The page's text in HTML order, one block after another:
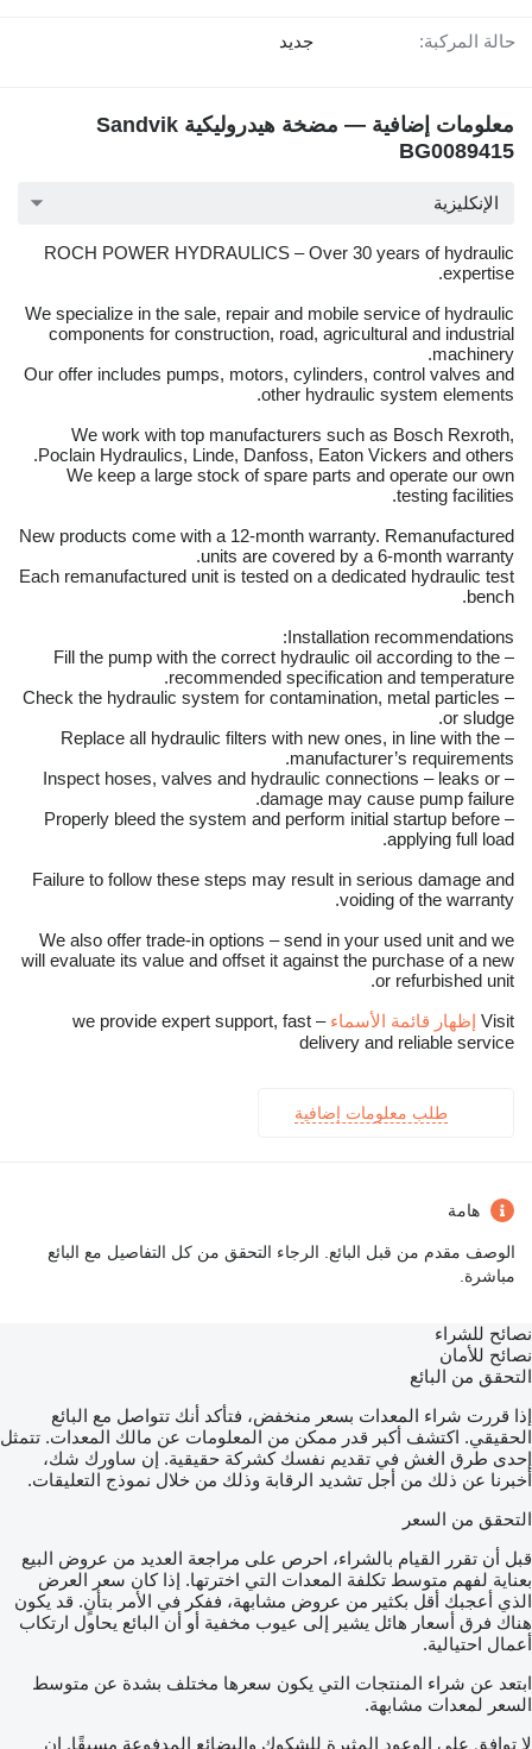
حالة المركبة: جديد
معلومات إضافية — مضخة هيدروليكية Sandvik
BG0089415
الإنكليزية
ROCH POWER HYDRAULICS – Over 30 years of hydraulic
expertise.
We specialize in the sale, repair and mobile service of hydraulic
components for construction, road, agricultural and industrial
machinery.
Our offer includes pumps, motors, cylinders, control valves and
other hydraulic system elements.
We work with top manufacturers such as Bosch Rexroth,
Poclain Hydraulics, Linde, Danfoss, Eaton Vickers and others.
We keep a large stock of spare parts and operate our own
testing facilities.
New products come with a 12-month warranty. Remanufactured
units are covered by a 6-month warranty.
Each remanufactured unit is tested on a dedicated hydraulic test
bench.
Installation recommendations:
– Fill the pump with the correct hydraulic oil according to the
recommended specification and temperature.
– Check the hydraulic system for contamination, metal particles
or sludge.
– Replace all hydraulic filters with new ones, in line with the
manufacturer’s requirements.
– Inspect hoses, valves and hydraulic connections – leaks or
damage may cause pump failure.
– Properly bleed the system and perform initial startup before
applying full load.
Failure to follow these steps may result in serious damage and
voiding of the warranty.
We also offer trade-in options – send in your used unit and we
will evaluate its value and offset it against the purchase of a new
or refurbished unit.
Visit إظهار قائمة الأسماء
– we provide expert support, fast
delivery and reliable service
طلب معلومات إضافية
هامة
الوصف مقدم من قبل البائع. الرجاء التحقق من كل التفاصيل مع البائع
مباشرة.
نصائح للشراء
نصائح للأمان
التحقق من البائع
إذا قررت شراء المعدات بسعر منخفض، فتأكد أنك تتواصل مع البائع
الحقيقي. اكتشف أكبر قدر ممكن من المعلومات عن مالك المعدات. تتمثل
إحدى طرق الغش في تقديم نفسك كشركة حقيقية. إن ساورك شك،
أخبرنا عن ذلك من أجل تشديد الرقابة وذلك من خلال نموذج التعليقات.
التحقق من السعر
قبل أن تقرر القيام بالشراء، احرص على مراجعة العديد من عروض البيع
بعناية لفهم متوسط تكلفة المعدات التي اخترتها. إذا كان سعر العرض
الذي أعجبك أقل بكثير من عروض مشابهة، ففكر في الأمر بتأنٍ. قد يكون
هناك فرق أسعار هائل يشير إلى عيوب مخفية أو أن البائع يحاول ارتكاب
أعمال احتيالية.
ابتعد عن شراء المنتجات التي يكون سعرها مختلف بشدة عن متوسط
السعر لمعدات مشابهة.
لا توافق على الوعود المثيرة للشكوك والبضائع المدفوعة مسبقًا. إن